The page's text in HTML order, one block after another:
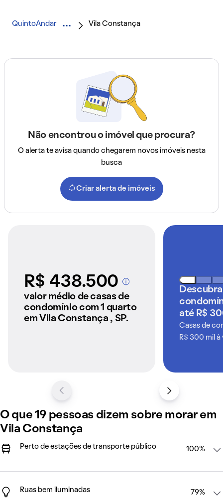
QuintoAndar Vila Constança
Não encontrou o imóvel que procura?
O alerta te avisa quando chegarem novos imóveis nesta
busca
Criar alerta de imóveis
R$ 438.500A partir dos imóveis
anunciados pelo
valor médio de casas de
condomínio com 1 quarto
em Vila Constança , SP.
até R$
Casas de
R$ 300 mil à
O que 19 pessoas dizem sobre morar em
Vila Constança
Perto de estações de transporte público 100%
Ruas bem iluminadas 79%